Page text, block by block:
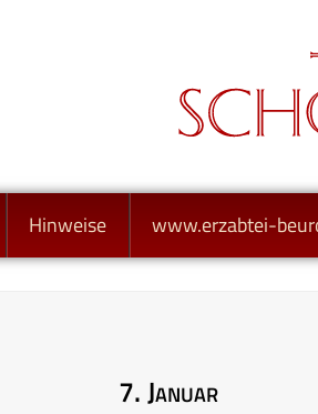
Hinweise www.erzabtei-
7. Januar